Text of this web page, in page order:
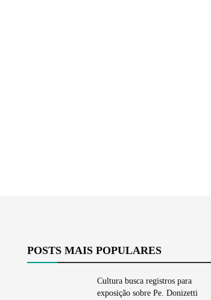
POSTS MAIS POPULARES
Cultura busca registros para
exposição sobre Pe. Donizetti